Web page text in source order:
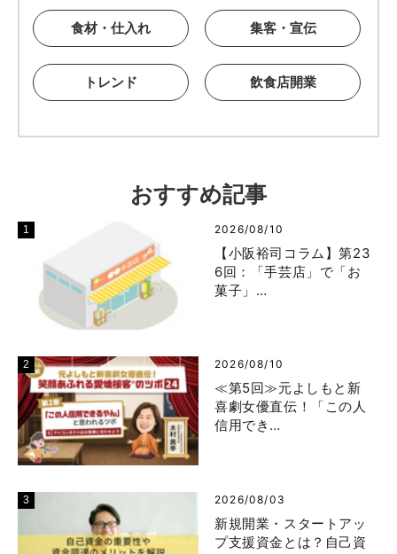
食材・仕入れ 集客・宣伝
トレンド 飲食店開業
おすすめ記事
2026/08/10
【小阪裕司コラム】第23
6回：「手芸店」で「お
菓子」…
2026/08/10
≪第5回≫元よしもと新
喜劇女優直伝！「この人
信用でき…
2026/08/03
新規開業・スタートアッ
プ支援資金とは？自己資